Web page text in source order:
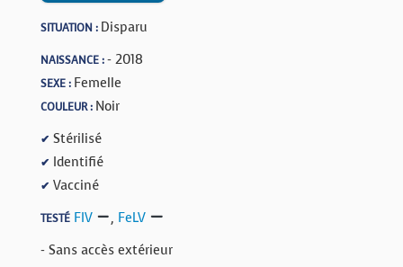
SITUATION : Disparu
NAISSANCE :- 2018
SEXE : Femelle
COULEUR : Noir
✔ Stérilisé
✔ Identifié
✔ Vacciné
TESTÉ FIV , FeLV
- Sans accès extérieur